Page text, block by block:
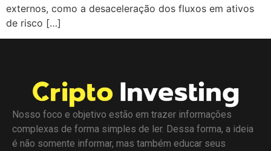
externos, como a desaceleração dos fluxos em ativos
de risco […]
Nosso foco e objetivo estão em trazer informações
complexas de forma simples de ler. Dessa forma, a ideia
é não somente informar, mas também educar seus